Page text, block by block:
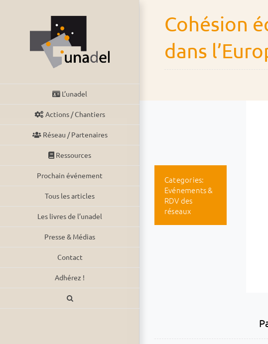
L’unadel
Actions / Chantiers
Réseau / Partenaires
Ressources
Prochain événement
Tous les articles
Les livres de l’unadel
Presse & Médias
Contact
Adhérez !
Cohésion
dans
Categories:
Evénements &
RDV des
réseaux